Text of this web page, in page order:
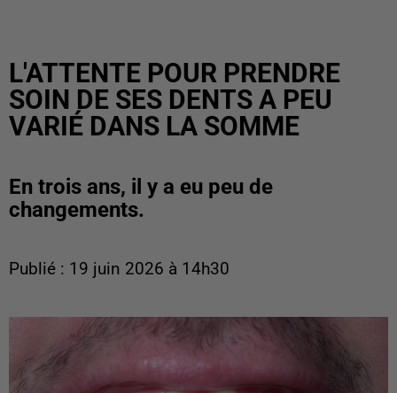
L'ATTENTE POUR PRENDRE
SOIN DE SES DENTS A PEU
VARIÉ DANS LA SOMME
En trois ans, il y a eu peu de
changements.
Publié : 19 juin 2026 à 14h30